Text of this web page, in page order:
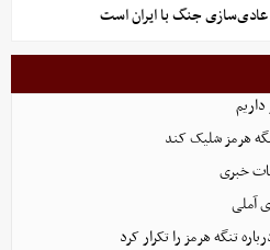
جنگ با ایران است
هرمز شلیک کند
خبری
آملی
تنگه هرمز را تکرار کرد